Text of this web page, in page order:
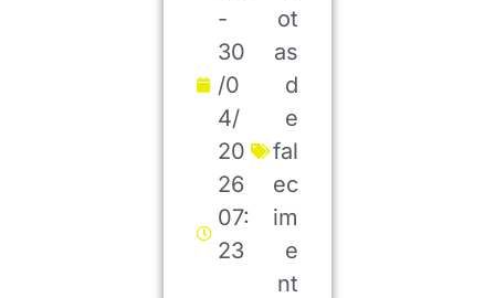
-
30
/0
4/
20
26
07:
23
ot
as
d
e
fal
ec
im
e
nt